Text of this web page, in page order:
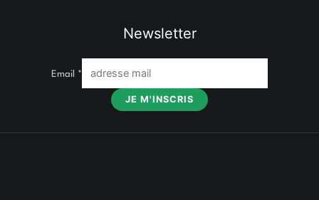
Newsletter
Email *
JE M'INSCRIS